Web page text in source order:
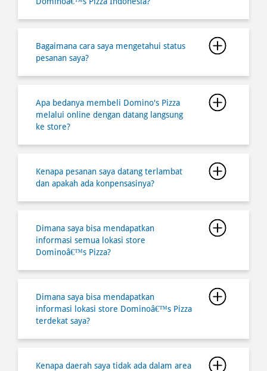
melalui online dengan datang langsung
ke store?
Kenapa pesanan saya datang terlambat
dan apakah ada konpensasinya?
informasi semua lokasi store
Dominoâ€™s Pizza?
Dimana saya bisa mendapatkan
informasi lokasi store Dominoâ€™s Pizza
terdekat saya?
Kenapa daerah saya tidak ada dalam area
pengantaran padahal lokasi saya tidak
jauh dari store Domino's Pizza?
Apa keuntungan mendaftar atau menjadi